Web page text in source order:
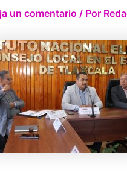
un comentario / Por